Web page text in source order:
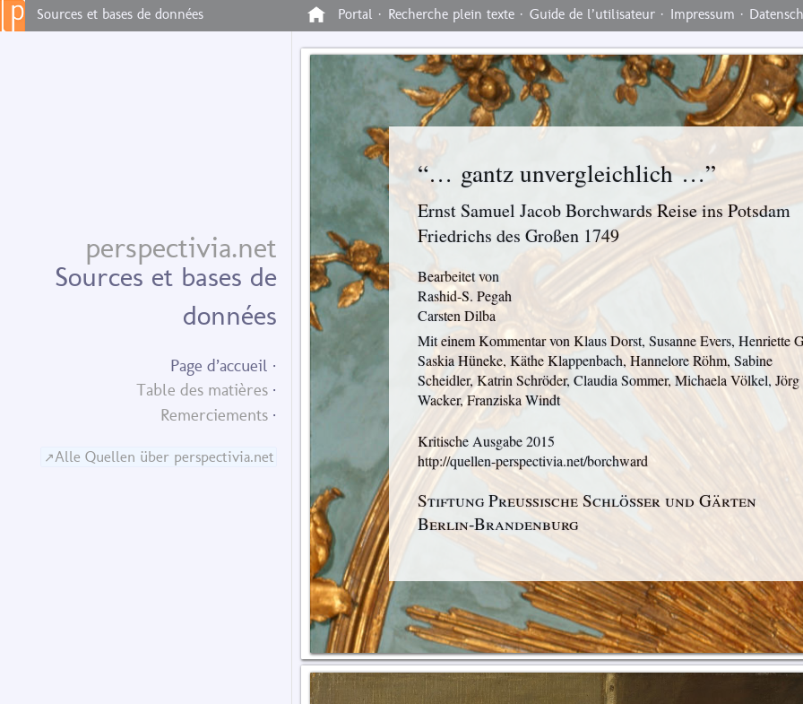
Sources et bases de données Portal · Recherche plein texte · Guide de l’utilisateur· Impressum ·
perspectivia.net
Sources et bases de
données
Page d’accueil
Table des matières
Remerciements
Alle Quellen über perspectivia.net
“… gantz unvergleichlich …”
Ernst Samuel Jacob Borchwards Reise ins Potsdam
Friedrichs des Großen 1749
Bearbeitet von
Rashid-S. Pegah
Carsten Dilba
Mit einem Kommentar von Klaus Dorst, Susanne Evers, Henriette
Saskia Hüneke, Käthe Klappenbach, Hannelore Röhm, Sabine
Scheidler, Katrin Schröder, Claudia Sommer, Michaela Völkel, Jörg
Wacker, Franziska Windt
Kritische Ausgabe2015
http://quellen-perspectivia.net/borchward
Stiftung Preußische Schlösser und Gärten
Berlin‑Brandenburg